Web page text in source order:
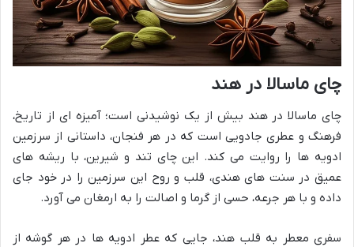
چای ماسالا در هند
چای ماسالا در هند بیش از یک نوشیدنی است؛ آمیزه ای از تاریخ،
فرهنگ و عطری جادویی است که در هر فنجان، داستانی از سرزمین
ادویه ها را روایت می کند. این چای تند و شیرین، با ریشه های
عمیق در سنت های هندی، قلب و روح این سرزمین را در خود جای
داده و با هر جرعه، حسی از گرما و اصالت را به ارمغان می آورد.
سفری معطر به قلب هند، جایی که عطر ادویه ها در هر گوشه از